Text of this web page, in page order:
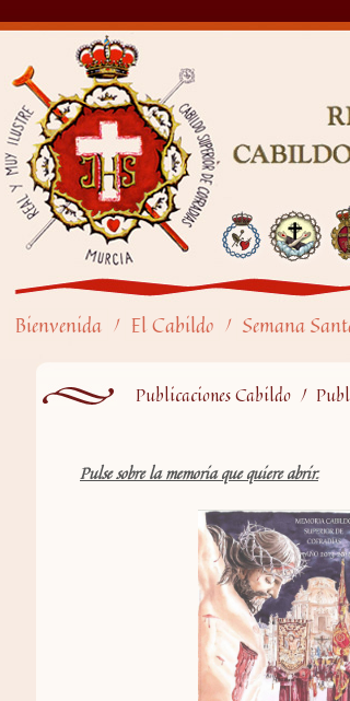
Bienvenida / El Cabildo / Semana
Publicaciones Cabildo /
Pulse sobre la memoria que quiere abrir.